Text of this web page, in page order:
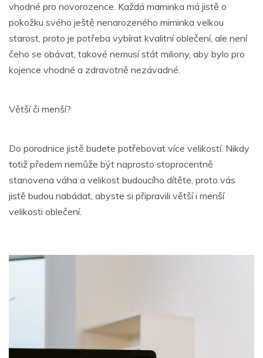
vhodné pro novorozence. Každá maminka má jistě o
pokožku svého ještě nenarozeného miminka velkou
starost, proto je potřeba vybírat kvalitní oblečení, ale není
čeho se obávat, takové nemusí stát miliony, aby bylo pro
kojence vhodné a zdravotně nezávadné.
Větší či menší?
Do porodnice jistě budete potřebovat více velikostí. Nikdy
totiž předem nemůže být naprosto stoprocentně
stanovena váha a velikost budoucího dítěte, proto vás
jistě budou nabádat, abyste si připravili větší i menší
velikosti oblečení.